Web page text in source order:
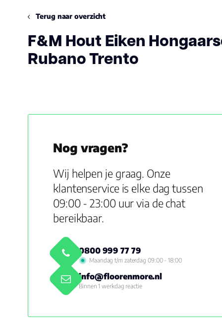
Terug naar overzicht
F&M Hout Eiken
Rubano Trento
Nog vragen?
Wij helpen je graag. Onze
klantenservice is elke dag tussen
09:00 - 23:00 uur via de chat
bereikbaar.
0800 999 77 79
Maandag t/m zaterdag 09:00 - 18:00
info@floorenmore.nl
Binnen 1 werkdag reactie